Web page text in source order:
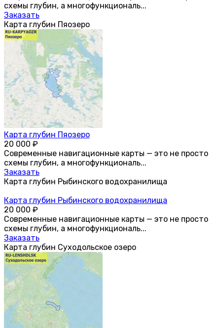
схемы глубин, а многофункциональ...
Заказать
Карта глубин Пяозеро
Карта глубин Пяозеро
20 000 ₽
Современные навигационные карты — это не просто
схемы глубин, а многофункциональ...
Заказать
Карта глубин Рыбинского водохранилища
Карта глубин Рыбинского водохранилища
20 000 ₽
Современные навигационные карты — это не просто
схемы глубин, а многофункциональ...
Заказать
Карта глубин Cуходольское озеро